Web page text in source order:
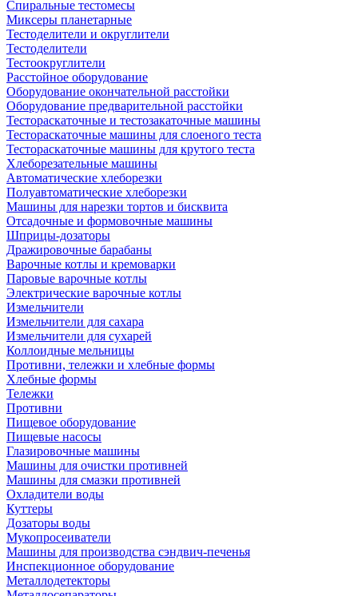
Спиральные тестомесы
Миксеры планетарные
Тестоделители и округлители
Тестоделители
Тестоокруглители
Расстойное оборудование
Оборудование окончательной расстойки
Оборудование предварительной расстойки
Тестораскаточные и тестозакаточные машины
Тестораскаточные машины для слоеного теста
Тестораскаточные машины для крутого теста
Хлеборезательные машины
Автоматические хлеборезки
Полуавтоматические хлеборезки
Машины для нарезки тортов и бисквита
Отсадочные и формовочные машины
Шприцы-дозаторы
Дражировочные барабаны
Варочные котлы и кремоварки
Паровые варочные котлы
Электрические варочные котлы
Измельчители
Измельчители для сахара
Измельчители для сухарей
Коллоидные мельницы
Противни, тележки и хлебные формы
Хлебные формы
Тележки
Противни
Пищевое оборудование
Пищевые насосы
Глазировочные машины
Машины для очистки противней
Машины для смазки противней
Охладители воды
Куттеры
Дозаторы воды
Мукопросеиватели
Машины для производства сэндвич-печенья
Инспекционное оборудование
Металлодетекторы